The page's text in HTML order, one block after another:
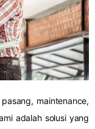
maintenance,
adalah solusi yang